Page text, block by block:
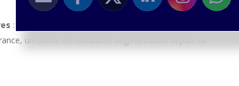
: En 2023, environ 100 000 personnes bénéficiaient de la
un chiffre en constante augmentation depuis sa